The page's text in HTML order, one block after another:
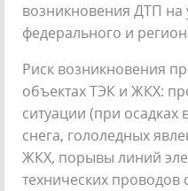
возникновения ДТП на
федерального и
Риск возникновения
объектах ТЭК и ЖКХ:
ситуации (при осадках
снега, гололедных
ЖКХ, порывы линий
технических